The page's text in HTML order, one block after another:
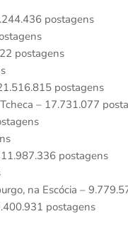
postagens
postagens
postagens
– 17.731.077
postagens
na Escócia –
postagens